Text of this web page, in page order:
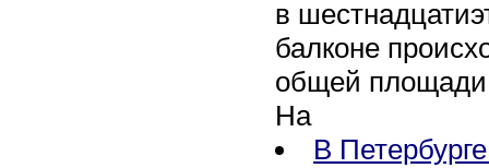
в
балконе
общей площади
На
В